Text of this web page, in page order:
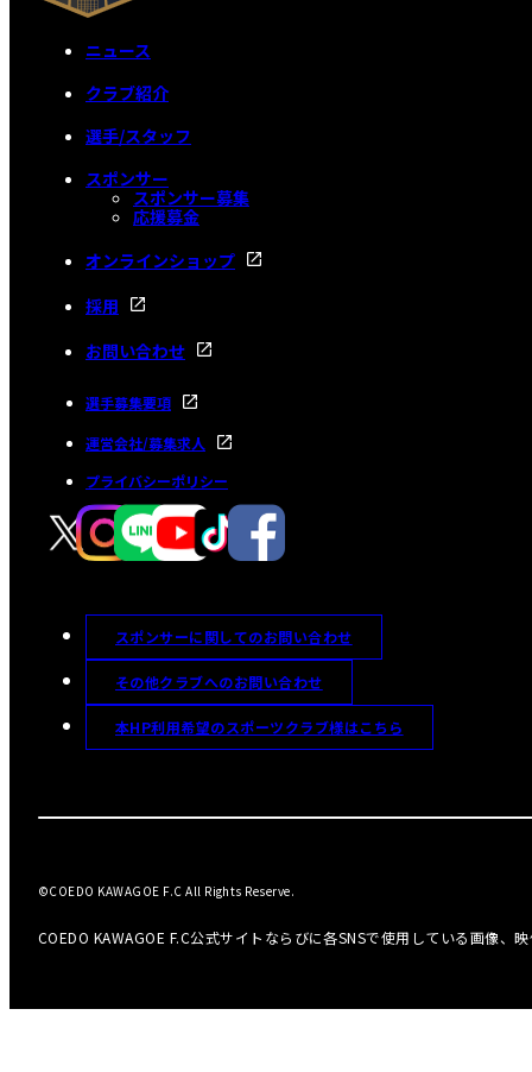
ニュース
クラブ紹介
選手/スタッフ
スポンサー
スポンサー募集
応援募金
オンラインショップ
採用
お問い合わせ
選手募集要項
運営会社/募集求人
プライバシーポリシー
スポンサーに関してのお問い合わせ
その他クラブへのお問い合わせ
本HP利用希望のスポーツクラブ様はこちら
COEDO KAWAGOE F.C公式サイトならびに各SNSで使用している画像、
©COEDO KAWAGOE F.C All Rights Reserve.